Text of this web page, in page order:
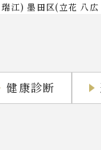
江) 墨田区(立花 八
健康診断